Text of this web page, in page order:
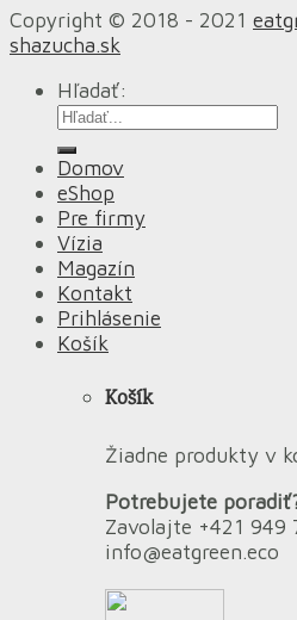
Copyright © 2018 - 2021
shazucha.sk
Hľadať:
Domov
eShop
Pre firmy
Vízia
Magazín
Kontakt
Prihlásenie
Košík
Košík
Žiadne produkty v
Potrebujete
Zavolajte +421 949
info@eatgreen.eco